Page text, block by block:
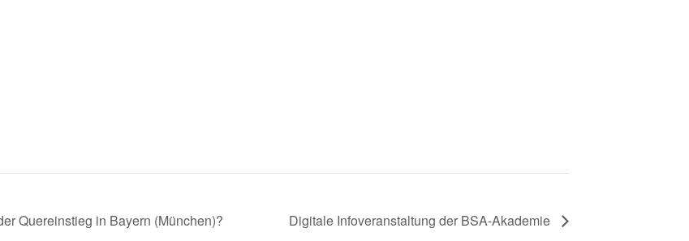
Quereinstieg in Bayern (München)? Digitale Infoveranstaltung der BSA-Akademie